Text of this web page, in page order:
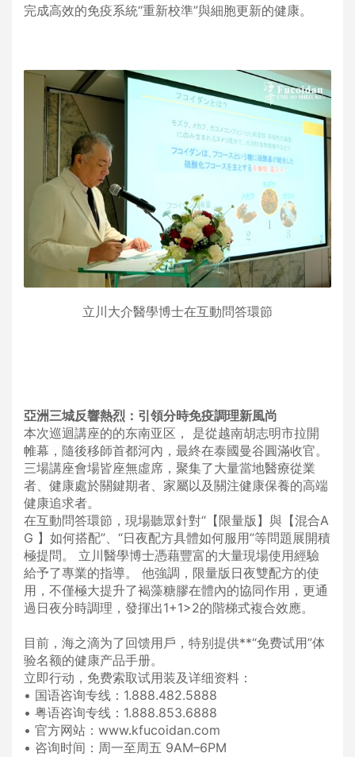
完成高效的免疫系統“重新校準”與細胞更新的健康。
立川大介醫學博士在互動問答環節
亞洲三城反響熱烈：引領分時免疫調理新風尚
本次巡迴講座的的东南亚区， 是從越南胡志明市拉開
帷幕，隨後移師首都河內，最終在泰國曼谷圓滿收官。
三場講座會場皆座無虛席，聚集了大量當地醫療從業
者、健康處於關鍵期者、家屬以及關注健康保養的高端
健康追求者。
在互動問答環節，現場聽眾針對“【限量版】與【混合A
G 】如何搭配”、“日夜配方具體如何服用”等問題展開積
極提問。 立川醫學博士憑藉豐富的大量現場使用經驗
給予了專業的指導。 他強調，限量版日夜雙配方的使
用，不僅極大提升了褐藻糖膠在體內的協同作用，更通
過日夜分時調理，發揮出1+1>2的階梯式複合效應。
目前，海之滴为了回馈用戶，特别提供**“免费试用”体
验名额的健康产品手册。
立即行动，免费索取试用装及详细资料：
• 国语咨询专线：1.888.482.5888
• 粤语咨询专线：1.888.853.6888
• 官方网站：www.kfucoidan.com
• 咨询时间：周一至周五 9AM–6PM